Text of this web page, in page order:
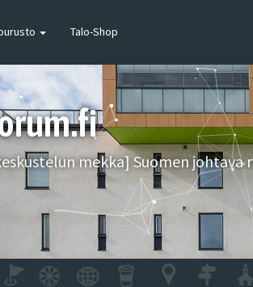
Talo-Shop
mekka] Suomen johtava